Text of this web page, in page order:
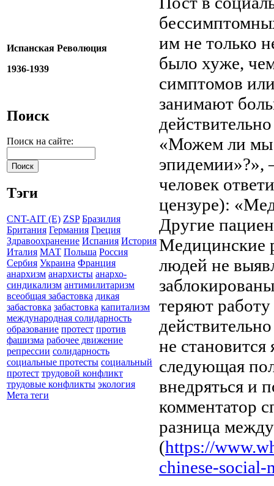
Испанская Революция
1936-1939
Поиск
Поиск на сайте:
Тэги
CNT-AIT (E) ZSP Бразилия
Британия Германия Греция
Здравоохранение Испания История
Италия МАТ Польша Россия
Сербия Украина Франция
анархизм анархисты анархо-
синдикализм антимилитаризм
всеобщая забастовка дикая
забастовка забастовка капитализм
международная солидарность
образование протест против
фашизма рабочее движение
репрессии солидарность
социальные протесты социальный
протест трудовой конфликт
трудовые конфликты экология
Мета теги
им не только
было хуже,
симптомов
занимают
«Можем ли мы
эпидемии»?»,
человек
цензуре):
Другие
Медицинские
людей не
теряют
не
следующая
внедряться и
комментатор
разница
(https://
chinese-social-